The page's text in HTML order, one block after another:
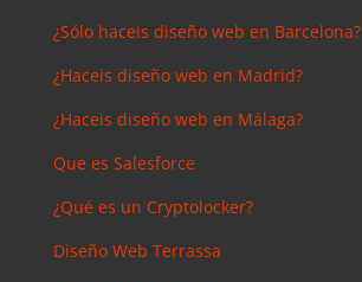
Ikeren
Master en
y precios
Antonio
¿Debería
¿Sólo haceis diseño web en Barcelona?
¿Haceis diseño web en Madrid?
¿Haceis diseño web en Málaga?
Que es Salesforce
¿Qué es un Cryptolocker?
Diseño Web Terrassa